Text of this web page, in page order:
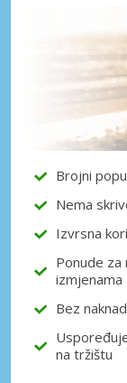
dobavljača
Brojni
Nema
Izvrsna
Ponude za
izmjenama
Bez
na tržištu